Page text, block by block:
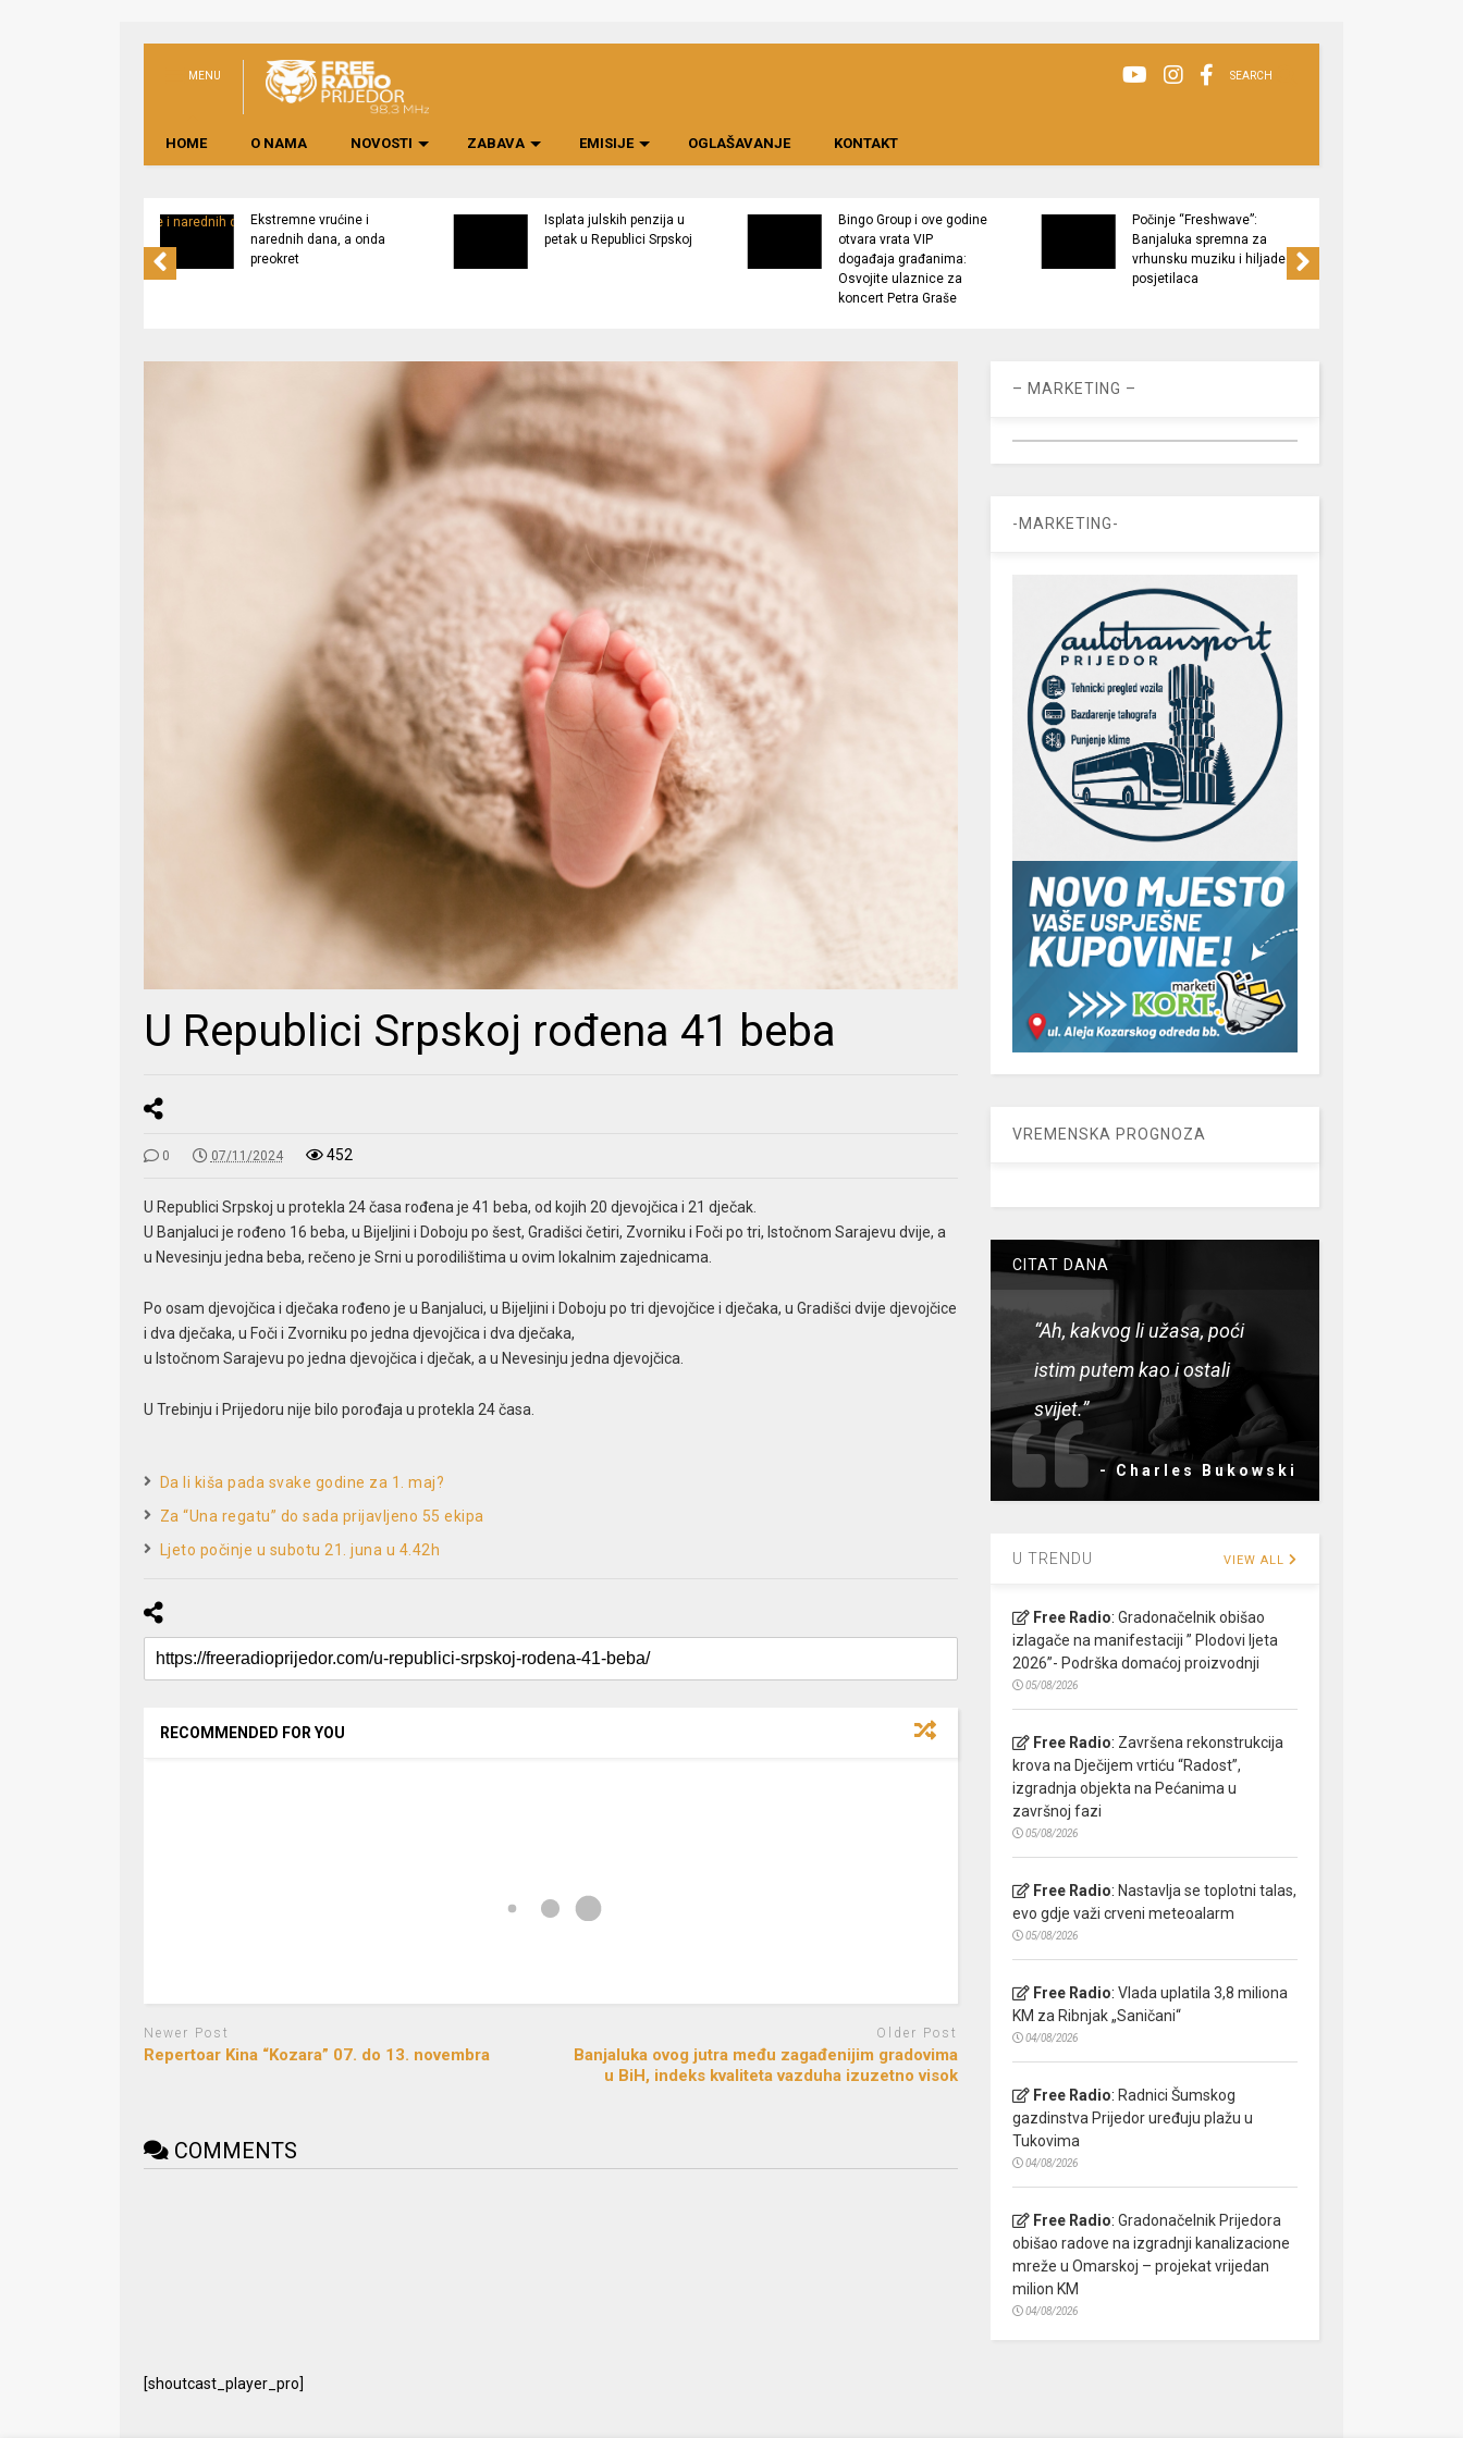
MENU SEARCH
HOME O NAMA NOVOSTI ZABAVA EMISIJE OGLAŠAVANJE KONTAKT
Ekstremne vrućine i
narednih dana, a onda
preokret
Isplata julskih penzija u
petak u Republici Srpskoj
Bingo Group i ove godine
otvara vrata VIP
događaja građanima:
Osvojite ulaznice za
koncert Petra Graše
Počinje “Freshwave”:
Banjaluka spremna za
vrhunsku muziku i hiljade
posjetilaca
U Republici Srpskoj rođena 41 beba
0 07/11/2024 452
U Republici Srpskoj u protekla 24 časa rođena je 41 beba, od kojih 20 djevojčica i 21 dječak.
U Banjaluci je rođeno 16 beba, u Bijeljini i Doboju po šest, Gradišci četiri, Zvorniku i Foči po tri, Istočnom Sarajevu dvije, a
u Nevesinju jedna beba, rečeno je Srni u porodilištima u ovim lokalnim zajednicama.
Po osam djevojčica i dječaka rođeno je u Banjaluci, u Bijeljini i Doboju po tri djevojčice i dječaka, u Gradišci dvije djevojčice
i dva dječaka, u Foči i Zvorniku po jedna djevojčica i dva dječaka,
u Istočnom Sarajevu po jedna djevojčica i dječak, a u Nevesinju jedna djevojčica.
U Trebinju i Prijedoru nije bilo porođaja u protekla 24 časa.
Da li kiša pada svake godine za 1. maj?
Za “Una regatu” do sada prijavljeno 55 ekipa
Ljeto počinje u subotu 21. juna u 4.42h
RECOMMENDED FOR YOU
Newer Post
Repertoar Kina “Kozara” 07. do 13. novembra
Older Post
Banjaluka ovog jutra među zagađenijim gradovima
u BiH, indeks kvaliteta vazduha izuzetno visok
COMMENTS
– MARKETING –
-MARKETING-
VREMENSKA PROGNOZA
CITAT DANA
“Ah, kakvog li užasa, poći
istim putem kao i ostali
svijet.”
- Charles Bukowski
U TRENDU VIEW ALL
Free Radio: Gradonačelnik obišao
izlagače na manifestaciji ” Plodovi ljeta
2026”- Podrška domaćoj proizvodnji
05/08/2026
Free Radio: Završena rekonstrukcija
krova na Dječijem vrtiću “Radost”,
izgradnja objekta na Pećanima u
završnoj fazi
05/08/2026
Free Radio: Nastavlja se toplotni talas,
evo gdje važi crveni meteoalarm
05/08/2026
Free Radio: Vlada uplatila 3,8 miliona
KM za Ribnjak „Saničani“
04/08/2026
Free Radio: Radnici Šumskog
gazdinstva Prijedor uređuju plažu u
Tukovima
04/08/2026
Free Radio: Gradonačelnik Prijedora
obišao radove na izgradnji kanalizacione
mreže u Omarskoj – projekat vrijedan
milion KM
04/08/2026
[shoutcast_player_pro]